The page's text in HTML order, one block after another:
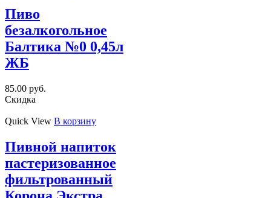
Пиво
безалкогольное
Балтика №0 0,45л
ЖБ
85.00 руб.
Скидка
Quick View В корзину
Пивной напиток
пастеризованное
фильтрованный